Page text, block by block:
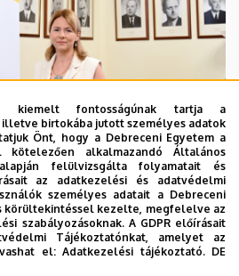
és innováció a
Karon
kiemelt fontosságúnak tartja a
birtokába jutott személyes adatok
Önt, hogy a Debreceni Egyetem a
kötelezően alkalmazandó Általános
felülvizsgálta folyamatait és
az adatkezelési és adatvédelmi
személyes adatait a Debreceni
körültekintéssel kezelte, megfelelve az
szabályozásoknak. A GDPR előírásait
Tájékoztatónkat, amelyet az
el:Adatkezelési tájékoztató. DE